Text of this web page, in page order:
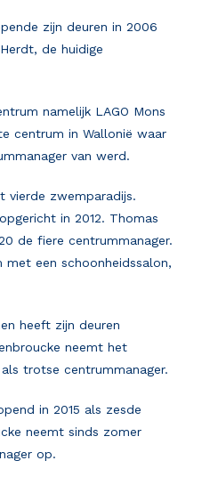
zijn deuren in 2006
de huidige
namelijk LAGO Mons
centrum in Wallonië waar
van werd.
vierde zwemparadijs.
in 2012. Thomas
de fiere centrummanager.
een schoonheidssalon,
heeft zijn deuren
neemt het
trotse centrummanager.
in 2015 als zesde
neemt sinds zomer
op.